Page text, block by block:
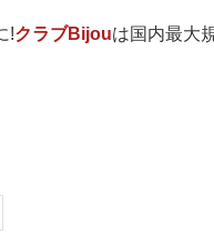
!クラブBijouは国内最大